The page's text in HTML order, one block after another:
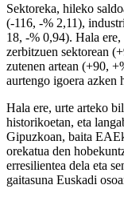
Sektoreka, hileko
(-116, -% 2,11),
18, -% 0,94). Hala
zerbitzuen sektorean
zutenen artean (+90,
aurtengo igoera azken
Hala ere, urte arteko
historikoetan, eta
Gipuzkoan, baita
orekatua den
erresilientea dela eta
gaitasuna Euskadi